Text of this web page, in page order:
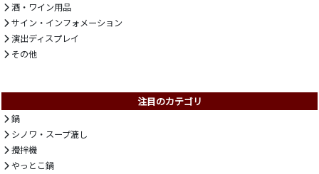
酒・ワイン用品
サイン・インフォメーション
演出ディスプレイ
その他
注目のカテゴリ
鍋
シノワ・スープ漉し
攪拌機
やっとこ鍋